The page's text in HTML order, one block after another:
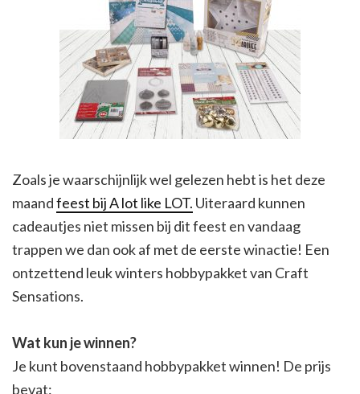
Zoals je waarschijnlijk wel gelezen hebt is het deze
maandfeest bij A lot like LOT. Uiteraard kunnen
cadeautjes niet missen bij dit feest en vandaag
trappen we dan ook af met de eerste winactie! Een
ontzettend leuk winters hobbypakket van Craft
Sensations.
Wat kun je winnen?
Je kunt bovenstaand hobbypakket winnen! De prijs
bevat: